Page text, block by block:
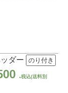
ダー のり付き
税込|送料別